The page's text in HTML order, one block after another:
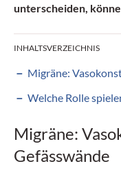
unterscheiden,
INHALTSVERZEICHNIS
Migräne:
Welche Rolle
Migräne:
Gefässwände